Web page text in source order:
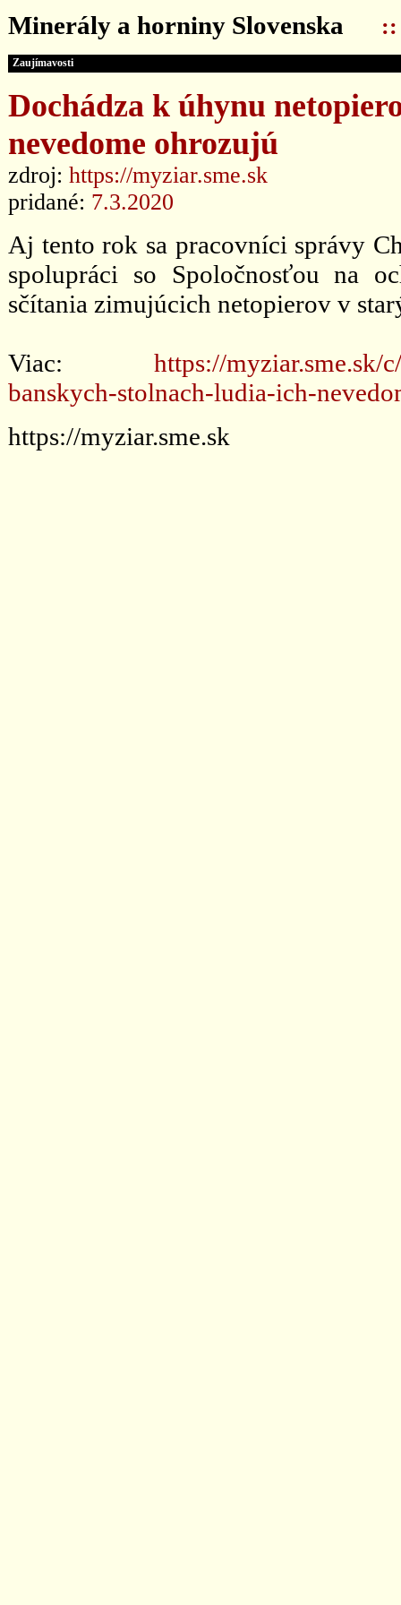
Minerály a horniny Slovenska ::
Zaujímavosti
Dochádza k úhynu
nevedome ohrozujú
zdroj: https://myziar.sme.sk
pridané: 7.3.2020
Aj tento rok sa pracovníci správy
spolupráci so Spoločnosťou na
sčítania zimujúcich netopierov v
Viac: https://myziar.sme.sk/
banskych-stolnach-ludia-ich-
https://myziar.sme.sk